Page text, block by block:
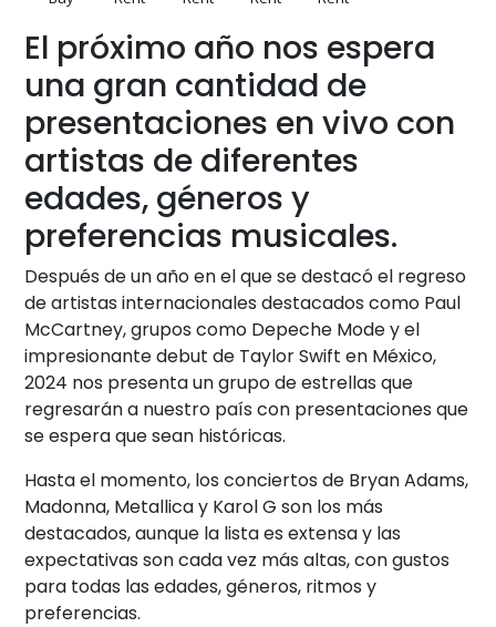
El próximo año nos espera
una gran cantidad de
presentaciones en vivo con
artistas de diferentes
edades, géneros y
preferencias musicales.
Después de un año en el que se destacó el regreso
de artistas internacionales destacados como Paul
McCartney, grupos como Depeche Mode y el
impresionante debut de Taylor Swift en México,
2024 nos presenta un grupo de estrellas que
regresarán a nuestro país con presentaciones que
se espera que sean históricas.
Hasta el momento, los conciertos de Bryan Adams,
Madonna, Metallica y Karol G son los más
destacados, aunque la lista es extensa y las
expectativas son cada vez más altas, con gustos
para todas las edades, géneros, ritmos y
preferencias.